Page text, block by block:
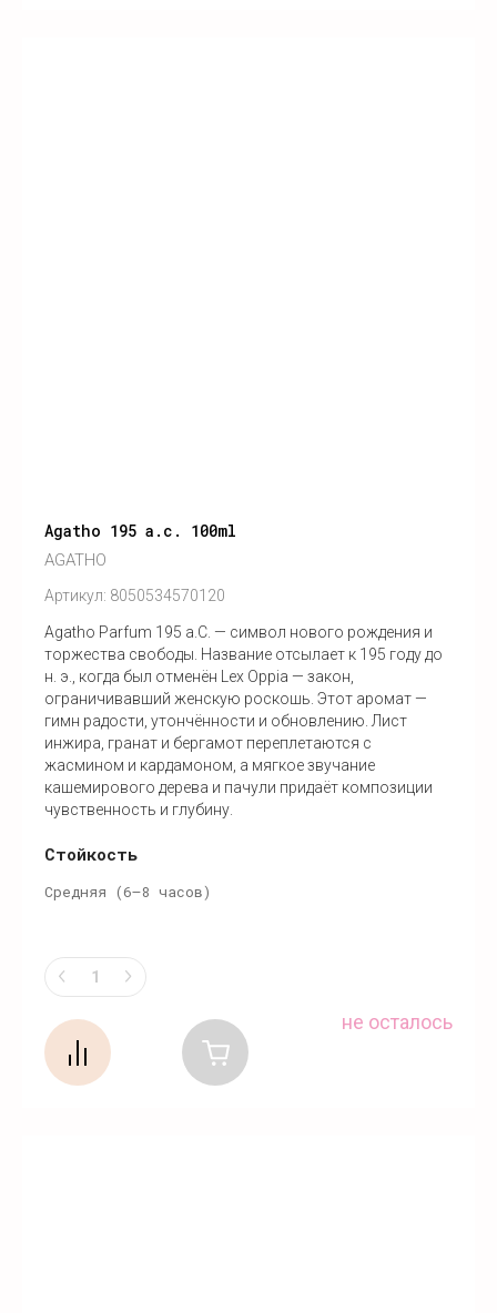
Agatho 195 a.c. 100ml
AGATHO
Артикул: 8050534570120
Agatho Parfum 195 a.C. — символ нового рождения и
торжества свободы. Название отсылает к 195 году до
н. э., когда был отменён Lex Oppia — закон,
ограничивавший женскую роскошь. Этот аромат —
гимн радости, утончённости и обновлению. Лист
инжира, гранат и бергамот переплетаются с
жасмином и кардамоном, а мягкое звучание
кашемирового дерева и пачули придаёт композиции
чувственность и глубину.
Стойкость
Средняя (6–8 часов)
не осталось